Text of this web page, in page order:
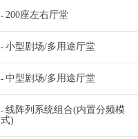
200座左右厅堂
小型剧场/多用途厅堂
中型剧场/多用途厅堂
线阵列系统组合(内置分频模
式)